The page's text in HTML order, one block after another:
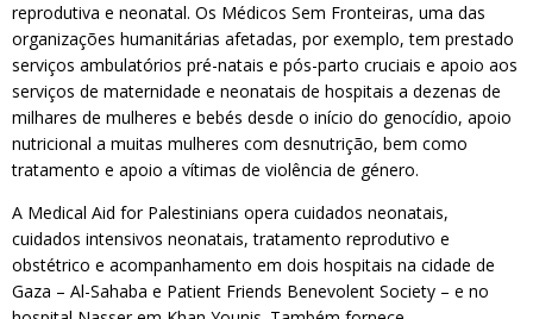
reprodutiva e neonatal. Os Médicos Sem Fronteiras, uma das
organizações humanitárias afetadas, por exemplo, tem prestado
serviços ambulatórios pré-natais e pós-parto cruciais e apoio aos
serviços de maternidade e neonatais de hospitais a dezenas de
milhares de mulheres e bebés desde o início do genocídio, apoio
nutricional a muitas mulheres com desnutrição, bem como
tratamento e apoio a vítimas de violência de género.
A Medical Aid for Palestinians opera cuidados neonatais,
cuidados intensivos neonatais, tratamento reprodutivo e
obstétrico e acompanhamento em dois hospitais na cidade de
Gaza – Al-Sahaba e Patient Friends Benevolent Society – e no